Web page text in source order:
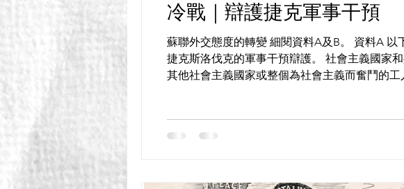
冷戰｜辯護捷克軍事干預
蘇聯外交態度的轉變 細閱資料A及B。 資料A
捷克斯洛伐克的軍事干預辯護。 社會主義國家
其他社會主義國家或整個為社會主義而奮鬥的工